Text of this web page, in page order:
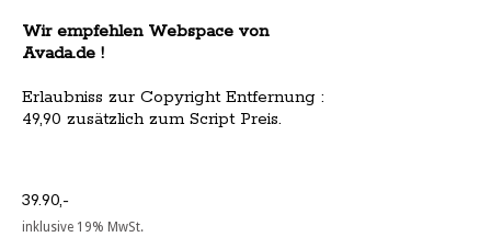
Wir empfehlen Webspace von
Avada.de !
Erlaubniss zur Copyright Entfernung :
49,90 zusätzlich zum Script Preis.
39.90,-
inklusive 19% MwSt.